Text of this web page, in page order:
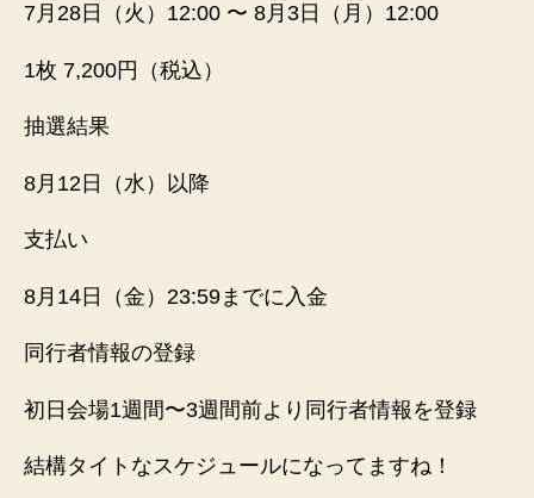
7月28日（火）12:00 〜 8月3日（月）12:00
1枚 7,200円（税込）
抽選結果
8月12日（水）以降
支払い
8月14日（金）23:59までに入金
同行者情報の登録
初日会場1週間〜3週間前より同行者情報を登録
結構タイトなスケジュールになってますね！